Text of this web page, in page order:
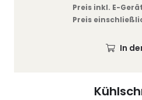
Preis inkl. E-
Preis
In